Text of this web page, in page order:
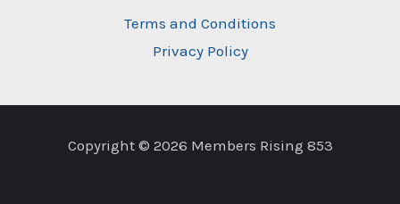
Terms and Conditions
Privacy Policy
Copyright © 2026 Members Rising 853